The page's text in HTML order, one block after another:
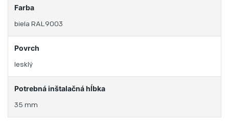
Farba
biela RAL9003
Povrch
lesklý
Potrebná inštalačná hĺbka
35 mm